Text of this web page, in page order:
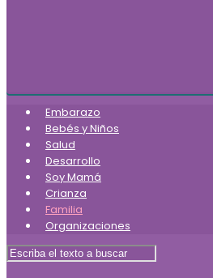
Embarazo
Bebés y Niños
Salud
Desarrollo
Soy Mamá
Crianza
Familia
Organizaciones